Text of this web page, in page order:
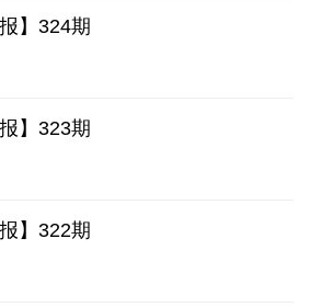
】324期
】323期
】322期